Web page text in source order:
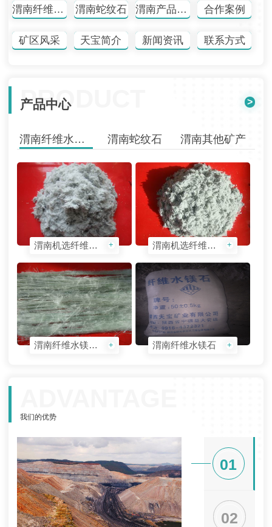
渭南纤维水镁石 渭南蛇纹石 渭南产品中心 合作案例
矿区风采 天宝简介 新闻资讯 联系方式
PRODUCT
产品中心 >
渭南纤维水镁石 渭南蛇纹石 渭南其他矿产
渭南机选纤维水镁石------水3-40 + 渭南机选纤维水镁石------水5-60 +
渭南纤维水镁石手特Ⅱ + 渭南纤维水镁石 +
我们的优势
01
02